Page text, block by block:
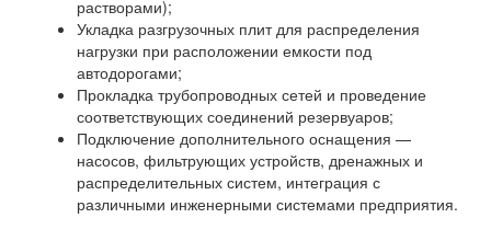
растворами);
Укладка разгрузочных плит для распределения
нагрузки при расположении емкости под
автодорогами;
Прокладка трубопроводных сетей и проведение
соответствующих соединений резервуаров;
Подключение дополнительного оснащения —
насосов, фильтрующих устройств, дренажных и
распределительных систем, интеграция с
различными инженерными системами предприятия.